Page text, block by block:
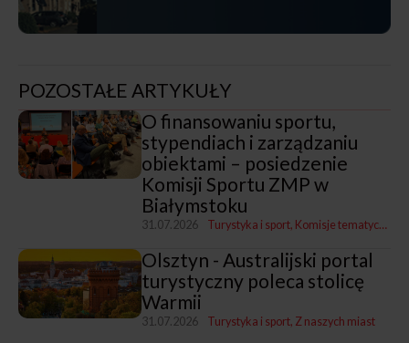
POZOSTAŁE ARTYKUŁY
O finansowaniu sportu,
stypendiach i zarządzaniu
obiektami – posiedzenie
Komisji Sportu ZMP w
Białymstoku
31.07.2026 Turystyka i sport Komisje tematyczne ZMP
Olsztyn - Australijski portal
turystyczny poleca stolicę
Warmii
31.07.2026 Turystyka i sport Z naszych miast